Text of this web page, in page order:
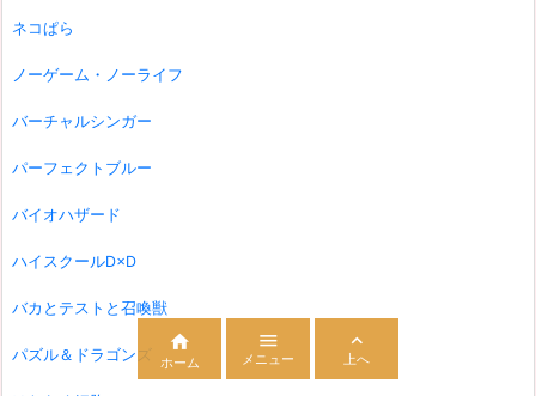
ネコぱら
ノーゲーム・ノーライフ
バーチャルシンガー
パーフェクトブルー
バイオハザード
ハイスクールD×D
バカとテストと召喚獣
パズル＆ドラゴンズ

ホーム

メニュー

上へ